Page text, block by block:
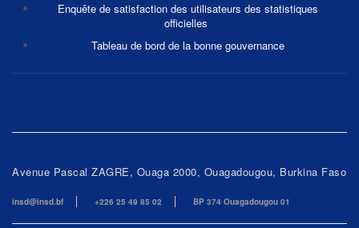
Enquête de satisfaction des utilisateurs des statistiques
officielles
Tableau de bord de la bonne gouvernance
Avenue Pascal ZAGRE, Ouaga 2000, Ouagadougou, Burkina Faso
insd@insd.bf +226 25 49 85 02 BP 374 Ouagadougou 01